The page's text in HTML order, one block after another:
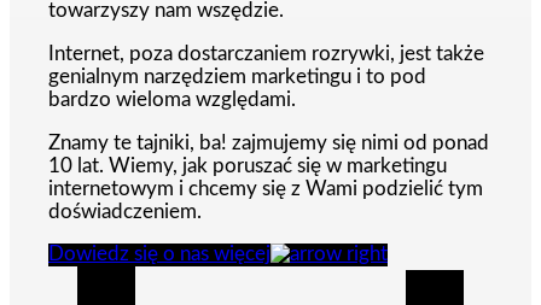
towarzyszy nam wszędzie.
Internet, poza dostarczaniem rozrywki, jest także
genialnym narzędziem marketingu i to pod
bardzo wieloma względami.
Znamy te tajniki, ba! zajmujemy się nimi od ponad
10 lat. Wiemy, jak poruszać się w marketingu
internetowym i chcemy się z Wami podzielić tym
doświadczeniem.
Dowiedz się o nas więcej